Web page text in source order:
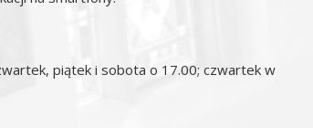
piątek i sobota o 17.00; czwartek w